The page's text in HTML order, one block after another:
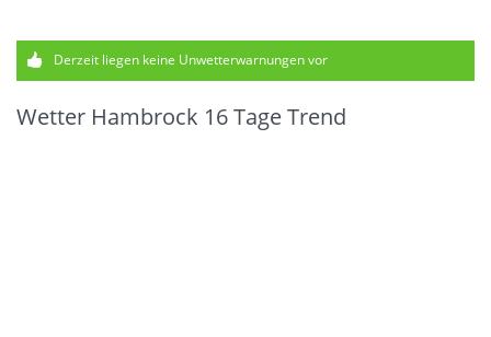
Derzeit liegen keine Unwetterwarnungen vor
Wetter Hambrock 16 Tage Trend